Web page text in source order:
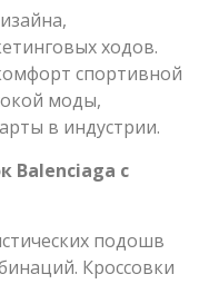
ходов.
спортивной
моды,
в индустрии.
Balenciaga с
подошв
Кроссовки